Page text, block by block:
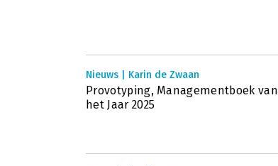
Nieuws | Karin de Zwaan
Provotyping, Managementboek van
het Jaar 2025